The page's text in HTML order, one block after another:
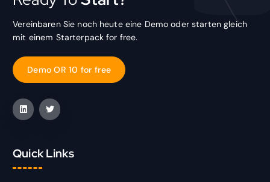
Vereinbaren Sie noch heute eine Demo oder starten gleich
mit einem Starterpack for free.
Demo OR 10 for free
Quick Links